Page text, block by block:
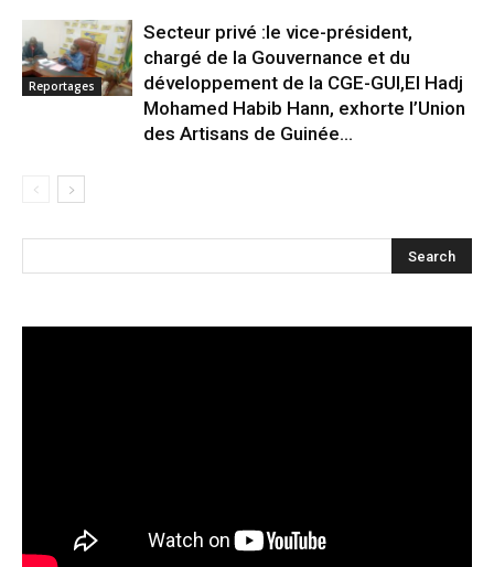
Reportages
Secteur privé :le vice-président,
chargé de la Gouvernance et du
développement de la CGE-GUI,El Hadj
Mohamed Habib Hann, exhorte l’Union
des Artisans de Guinée...